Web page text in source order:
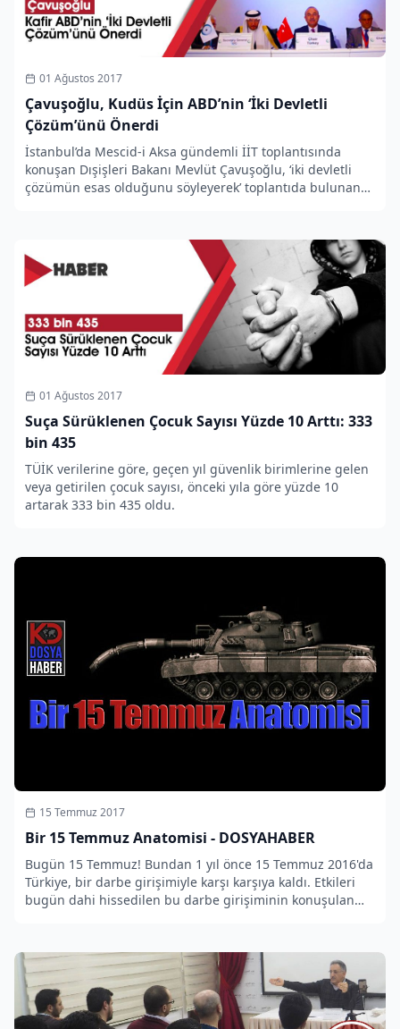
01 Ağustos 2017
Çavuşoğlu, Kudüs İçin ABD’nin ‘İki Devletli
Çözüm’ünü Önerdi
İstanbul’da Mescid-i Aksa gündemli İİT toplantısında
konuşan Dışişleri Bakanı Mevlüt Çavuşoğlu, ‘iki devletli
çözümün esas olduğunu söyleyerek’ toplantıda bulunan
01 Ağustos 2017
Suça Sürüklenen Çocuk Sayısı Yüzde 10 Arttı: 333
bin 435
TÜİK verilerine göre, geçen yıl güvenlik birimlerine gelen
veya getirilen çocuk sayısı, önceki yıla göre yüzde 10
artarak 333 bin 435 oldu.
15 Temmuz 2017
Bir 15 Temmuz Anatomisi - DOSYAHABER
Bugün 15 Temmuz! Bundan 1 yıl önce 15 Temmuz 2016'da
Türkiye, bir darbe girişimiyle karşı karşıya kaldı. Etkileri
bugün dahi hissedilen bu darbe girişiminin konuşulan